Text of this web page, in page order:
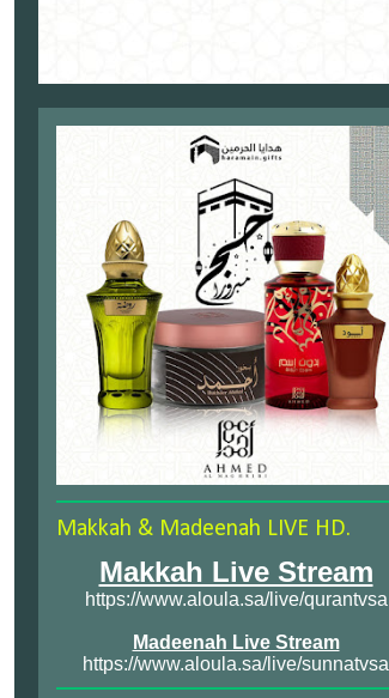
Makkah & Madeenah LIVE HD.
Makkah Live Stream
https://www.aloula.sa/live/qurantvsa
Madeenah Live Stream
https://www.aloula.sa/live/sunnatvsa